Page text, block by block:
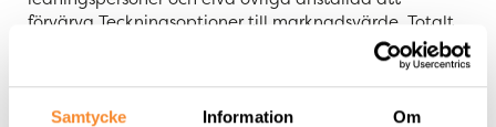
Samtycke Information Om
förvärva Teckningsoptioner till marknadsvärde. Totalt
förvärvades 1 912 349 Teckningsoptioner, varav Tommy
Åstrand (tidigare verkställande direktör och nuvarande
styrelseledamot) förvärvade 400 000, Filip Persson
(nuvarande verkställande direktör) förvärvade 130